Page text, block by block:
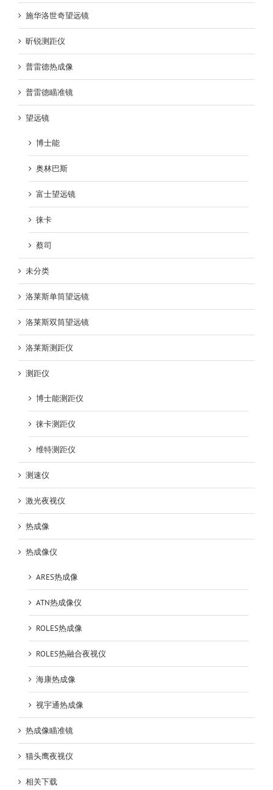
施华洛世奇望远镜
昕锐测距仪
普雷德热成像
普雷德瞄准镜
望远镜
博士能
奥林巴斯
富士望远镜
徕卡
蔡司
未分类
洛莱斯单筒望远镜
洛莱斯双筒望远镜
洛莱斯测距仪
测距仪
博士能测距仪
徕卡测距仪
维特测距仪
测速仪
激光夜视仪
热成像
热成像仪
ARES热成像
ATN热成像仪
ROLES热成像
ROLES热融合夜视仪
海康热成像
视宇通热成像
热成像瞄准镜
猫头鹰夜视仪
相关下载